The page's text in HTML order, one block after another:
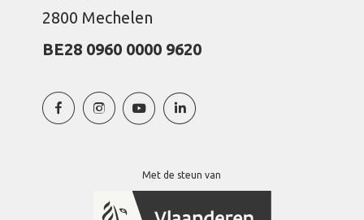
2800 Mechelen
BE28 0960 0000 9620
Met de steun van